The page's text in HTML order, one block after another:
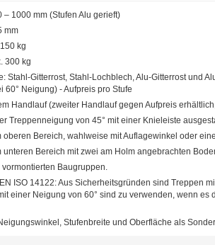
1000 mm (Stufen Alu gerieft)
mm
kg
300 kg
Stahl-Gitterrost, Stahl-Lochblech, Alu-Gitterrost und
60° Neigung) - Aufpreis pro Stufe
Handlauf (zweiter Handlauf gegen Aufpreis
Treppenneigung von 45° mit einer Knieleiste
Bereich, wahlweise mit Auflagewinkel oder
Bereich mit zwei am Holm angebrachten
Baugruppen.
ISO 14122: Aus Sicherheitsgründen sind Treppen
einer Neigung von 60° sind zu verwenden, wenn es
Stufenbreite und Oberfläche als